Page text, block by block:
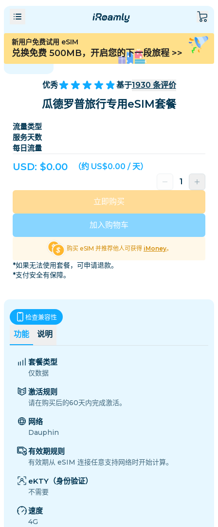
新用户免费试用 eSIM
兑换免费 500MB，开启您的下一段旅程 >>
优秀 基于1930 条评价
瓜德罗普旅行专用eSIM套餐
流量类型
服务天数
每日流量
USD: $0.00 （约 US$0.00 / 天）
加入购物车
立即购买
购买 eSIM 并推荐他人可获得 iMoney。
*如果无法使用套餐，可申请退款。
*支付安全有保障。
功能 说明
检查兼容性
套餐类型
仅数据
激活规则
请在购买后的60天内完成激活。
网络
Dauphin
有效期规则
有效期从 eSIM 连接任意支持网络时开始计算。
eKTY（身份验证）
不需要
速度
4G